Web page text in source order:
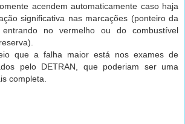
acendem automaticamente caso haja
significativa nas marcações (ponteiro da
entrando no vermelho ou do combustível
que a falha maior está nos exames de
pelo DETRAN, que poderiam ser uma
completa.